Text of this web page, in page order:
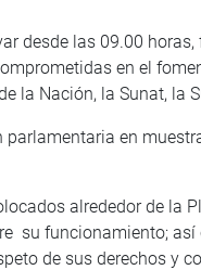
desde las 09.00
en el
la Nación, la Sunat, la
en
alrededor de la
su funcionamiento; así
de sus derechos y